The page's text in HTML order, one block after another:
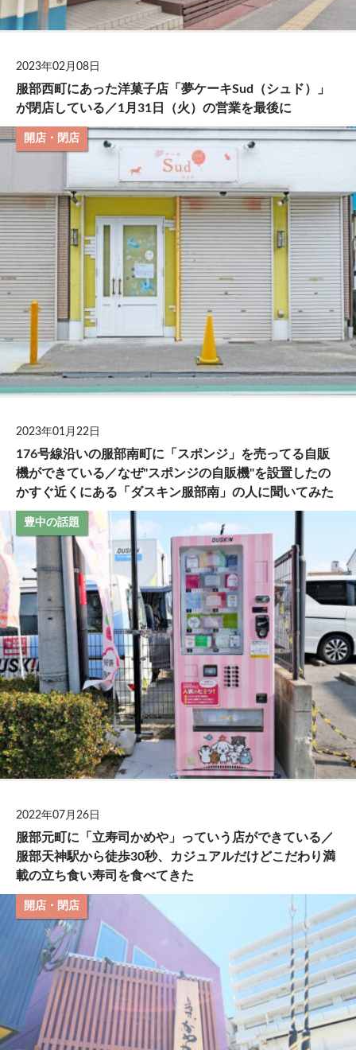
2023年02月08日
服部西町にあった洋菓子店「夢ケーキSud（シュド）」
が閉店している／1月31日（火）の営業を最後に
開店・閉店
2023年01月22日
176号線沿いの服部南町に「スポンジ」を売ってる自販
機ができている／なぜ"スポンジの自販機"を設置したの
かすぐ近くにある「ダスキン服部南」の人に聞いてみた
豊中の話題
2022年07月26日
服部元町に「立寿司かめや」っていう店ができている／
服部天神駅から徒歩30秒、カジュアルだけどこだわり満
載の立ち食い寿司を食べてきた
開店・閉店